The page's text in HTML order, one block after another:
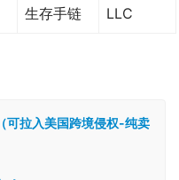
生存手链
LLC
拉入美国跨境侵权-纯卖